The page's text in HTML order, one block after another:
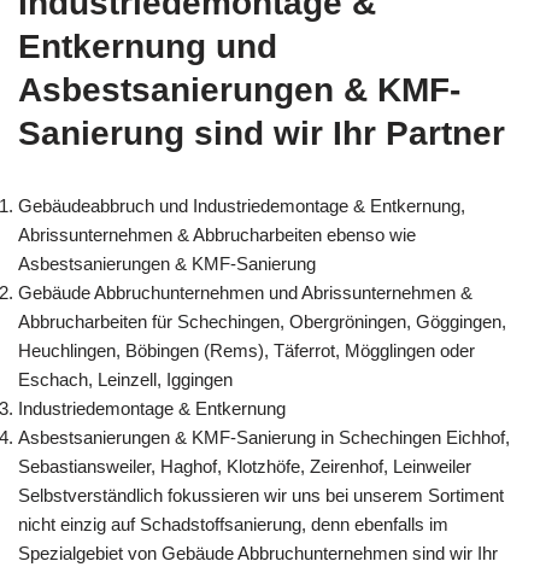
Entkernung und
Asbestsanierungen & KMF-
Sanierung sind wir Ihr Partner
Gebäudeabbruch und Industriedemontage & Entkernung,
Abrissunternehmen & Abbrucharbeiten ebenso wie
Asbestsanierungen & KMF-Sanierung
Gebäude Abbruchunternehmen und Abrissunternehmen &
Abbrucharbeiten für Schechingen, Obergröningen, Göggingen,
Heuchlingen, Böbingen (Rems), Täferrot, Mögglingen oder
Eschach, Leinzell, Iggingen
Industriedemontage & Entkernung
Asbestsanierungen & KMF-Sanierung in Schechingen Eichhof,
Sebastiansweiler, Haghof, Klotzhöfe, Zeirenhof, Leinweiler
Selbstverständlich fokussieren wir uns bei unserem Sortiment
nicht einzig auf Schadstoffsanierung, denn ebenfalls im
Spezialgebiet von Gebäude Abbruchunternehmen sind wir Ihr